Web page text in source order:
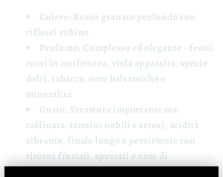
Colore: Rosso granato profondo con
riflessi rubino
Profumo: Complesso ed elegante - frutti
rossi in confettura, viola appassita, spezie
dolci, tabacco, note balsamiche e
mineralità
Gusto: Struttura importante ma
raffinata, tannini nobili e setosi, acidità
vibrante, finale lungo e persistente con
ritorni fruttati, speziati e note di
cioccolato